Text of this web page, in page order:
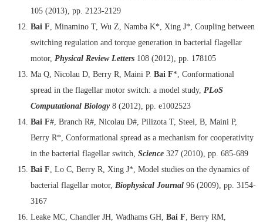
105 (2013), pp. 2123-2129
Bai F, Minamino T, Wu Z, Namba K*, Xing J*, Coupling between
switching regulation and torque generation in bacterial flagellar
motor, Physical Review Letters 108 (2012), pp. 178105
Ma Q, Nicolau D, Berry R, Maini P. Bai F*, Conformational
spread in the flagellar motor switch: a model study, PLoS
Computational Biology8 (2012), pp. e1002523
Bai F#, Branch R#, Nicolau D#, Pilizota T, Steel, B, Maini P,
Berry R*, Conformational spread as a mechanism for cooperativity
in the bacterial flagellar switch, Science 327 (2010), pp. 685-689
Bai F, Lo C, Berry R, Xing J*, Model studies on the dynamics of
bacterial flagellar motor, Biophysical Journal 96 (2009), pp. 3154-
3167
Leake MC, Chandler JH, Wadhams GH, Bai F, Berry RM,